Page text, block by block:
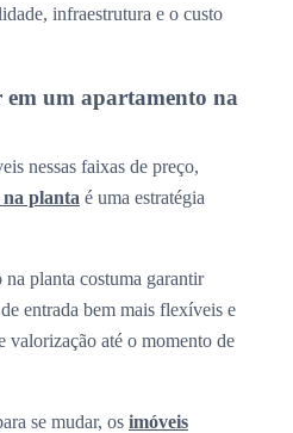
infraestrutura e o custo
em um apartamento na
nessas faixas de preço,
planta é uma estratégia
planta costuma garantir
entrada bem mais flexíveis e
valorização até o momento de
se mudar, os imóveis